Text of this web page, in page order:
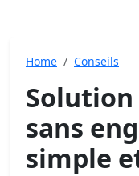
Home Conseils
sans
simple